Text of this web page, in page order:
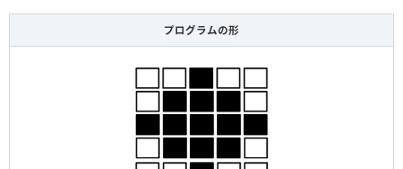
プログラムの形